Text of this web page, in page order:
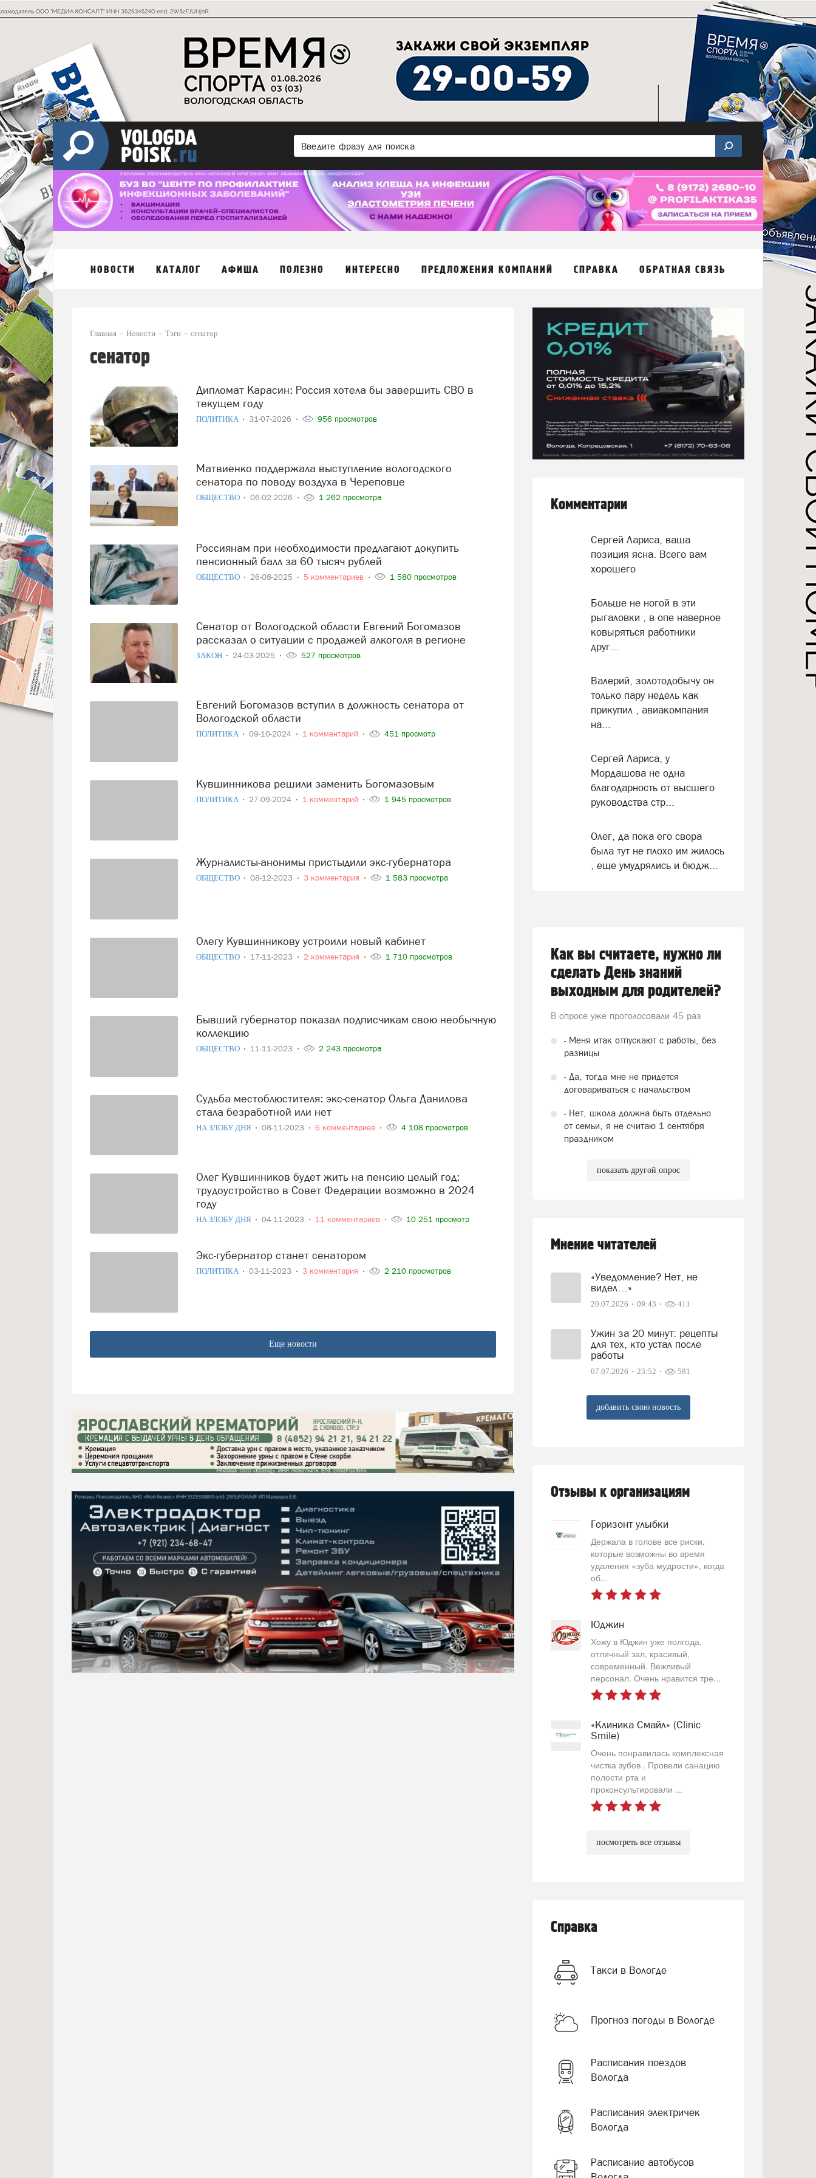
НОВОСТИ КАТАЛОГ АФИША ПОЛЕЗНО ИНТЕРЕСНО ПРЕДЛОЖЕНИЯ КОМПАНИЙ СПРАВКА ОБРАТНАЯ СВЯЗЬ
Главная Новости Тэги сенатор
сенатор
Дипломат Карасин: Россия хотела бы завершить СВО в
текущем году
ПОЛИТИКА 31-07-2026 956 просмотров
Матвиенко поддержала выступление вологодского
сенатора по поводу воздуха в Череповце
ОБЩЕСТВО 06-02-2026 1 262 просмотра
Россиянам при необходимости предлагают докупить
пенсионный балл за 60 тысяч рублей
ОБЩЕСТВО 26-08-2025 5 комментариев 1 580 просмотров
Сенатор от Вологодской области Евгений Богомазов
рассказал о ситуации с продажей алкоголя в регионе
ЗАКОН 24-03-2025 527 просмотров
Евгений Богомазов вступил в должность сенатора от
Вологодской области
ПОЛИТИКА 09-10-2024 1 комментарий 451 просмотр
Кувшинникова решили заменить Богомазовым
ПОЛИТИКА 27-09-2024 1 комментарий 1 945 просмотров
Журналисты-анонимы пристыдили экс-губернатора
ОБЩЕСТВО 08-12-2023 3 комментария 1 583 просмотра
Олегу Кувшинникову устроили новый кабинет
ОБЩЕСТВО 17-11-2023 2 комментария 1 710 просмотров
Бывший губернатор показал подписчикам свою необычную
коллекцию
ОБЩЕСТВО 11-11-2023 2 243 просмотра
Судьба местоблюстителя: экс-сенатор Ольга Данилова
стала безработной или нет
НА ЗЛОБУ ДНЯ 08-11-2023 6 комментариев 4 108 просмотров
Олег Кувшинников будет жить на пенсию целый год:
трудоустройство в Совет Федерации возможно в 2024
году
НА ЗЛОБУ ДНЯ 04-11-2023 11 комментариев 10 251 просмотр
Экс-губернатор станет сенатором
ПОЛИТИКА 03-11-2023 3 комментария 2 210 просмотров
Еще новости
Комментарии
Сергей Лариса, ваша
позиция ясна. Всего вам
хорошего
Больше не ногой в эти
рыгаловки , в опе наверное
ковыряться работники
друг...
Валерий, золотодобычу он
только пару недель как
прикупил , авиакомпания
на...
Сергей Лариса, у
Мордашова не одна
благодарность от высшего
руководства стр...
Олег, да пока его свора
была тут не плохо им жилось
, еще умудрялись и бюдж...
Как вы считаете, нужно ли
сделать День знаний
выходным для родителей?
В опросе уже проголосовали 45 раз
- Меня итак отпускают с работы, без
разницы
- Да, тогда мне не придется
договариваться с начальством
- Нет, школа должна быть отдельно
от семьи, я не считаю 1 сентября
праздником
показать другой опрос
Мнение читателей
«Уведомление? Нет, не
видел…»
20.07.2026 09:43 411
Ужин за 20 минут: рецепты
для тех, кто устал после
работы
07.07.2026 23:52 581
добавить свою новость
Отзывы к организациям
Горизонт улыбки
Держала в голове все риски,
которые возможны во время
удаления «зуба мудрости», когда
об...
Юджин
Хожу в Юджин уже полгода,
отличный зал, красивый,
современный. Вежливый
персонал. Очень нравится тре...
«Клиника Смайл» (Clinic
Smile)
Очень понравилась комплексная
чистка зубов . Провели санацию
полости рта и
проконсультировали ...
посмотреть все отзывы
Справка
Такси в Вологде
Прогноз погоды в Вологде
Расписания поездов
Вологда
Расписания электричек
Вологда
Расписание автобусов